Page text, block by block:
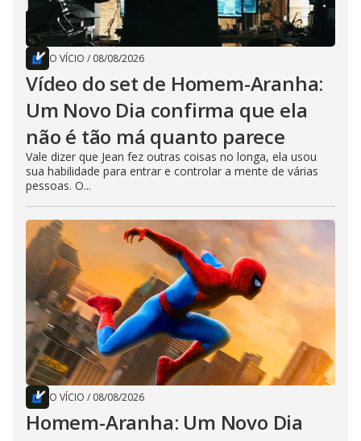
O VÍCIO / 08/08/2026
Vídeo do set de Homem-Aranha:
Um Novo Dia confirma que ela
não é tão má quanto parece
Vale dizer que Jean fez outras coisas no longa, ela usou
sua habilidade para entrar e controlar a mente de várias
pessoas. O...
O VÍCIO / 08/08/2026
Homem-Aranha: Um Novo Dia